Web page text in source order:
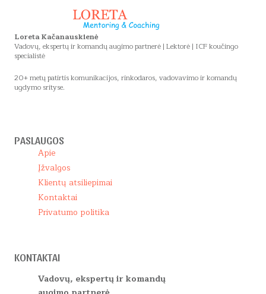
Loreta Kačanauskienė
Vadovų, ekspertų ir komandų augimo partnerė | Lektorė | ICF koučingo
specialistė
20+ metų patirtis komunikacijos, rinkodaros, vadovavimo ir komandų
ugdymo srityse.
PASLAUGOS
Apie
Įžvalgos
Klientų atsiliepimai
Kontaktai
Privatumo politika
KONTAKTAI
Vadovų, ekspertų ir komandų